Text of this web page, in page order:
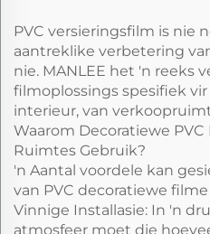
PVC versieringsfilm is nie
aantreklike verbetering
nie. MANLEE het 'n reeks
filmoplossings spesifiek
interieur, van
Waarom Decoratiewe
Ruimtes Gebruik?
'n Aantal voordele kan
van PVC decoratiewe
Vinnige Installasie: In 'n
atmosfeer moet die